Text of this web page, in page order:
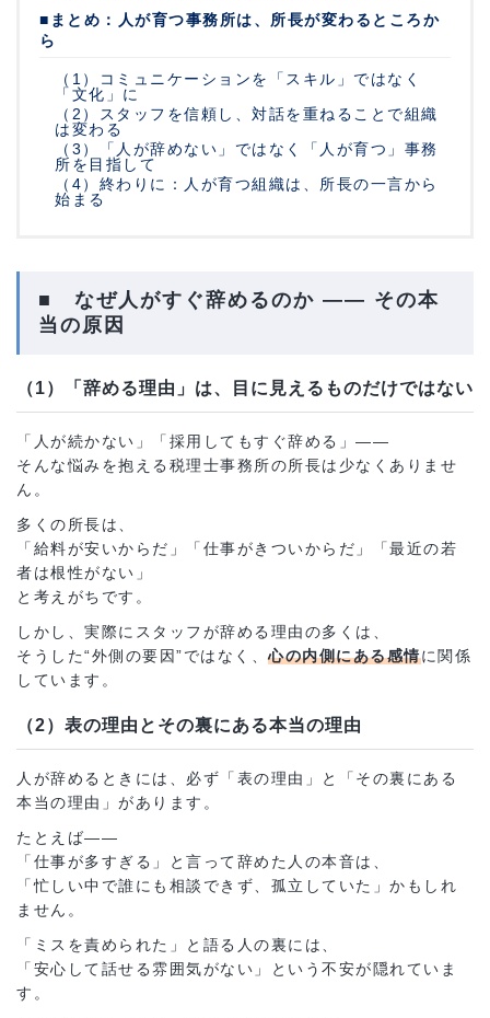
■まとめ：人が育つ事務所は、所長が変わるところか
ら
（1）コミュニケーションを「スキル」ではなく
「文化」に
（2）スタッフを信頼し、対話を重ねることで組織
は変わる
（3）「人が辞めない」ではなく「人が育つ」事務
所を目指して
（4）終わりに：人が育つ組織は、所長の一言から
始まる
■ なぜ人がすぐ辞めるのか ―― その本
当の原因
（1）「辞める理由」は、目に見えるものだけではない
「人が続かない」「採用してもすぐ辞める」――
そんな悩みを抱える税理士事務所の所長は少なくありませ
ん。
多くの所長は、
「給料が安いからだ」「仕事がきついからだ」「最近の若
者は根性がない」
と考えがちです。
しかし、実際にスタッフが辞める理由の多くは、
そうした“外側の要因”ではなく、 心の内側にある感情に関係
しています。
（2）表の理由とその裏にある本当の理由
人が辞めるときには、必ず「表の理由」と「その裏にある
本当の理由」があります。
たとえば――
「仕事が多すぎる」と言って辞めた人の本音は、
「忙しい中で誰にも相談できず、孤立していた」かもしれ
ません。
「ミスを責められた」と語る人の裏には、
「安心して話せる雰囲気がない」という不安が隠れていま
す。